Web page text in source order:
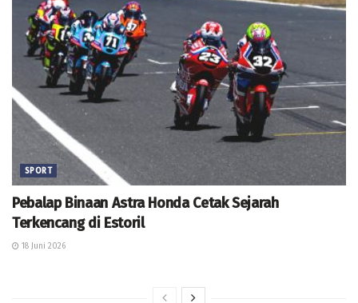
SPORT
Pebalap Binaan Astra Honda Cetak Sejarah
Terkencang di Estoril
18 Juni 2026